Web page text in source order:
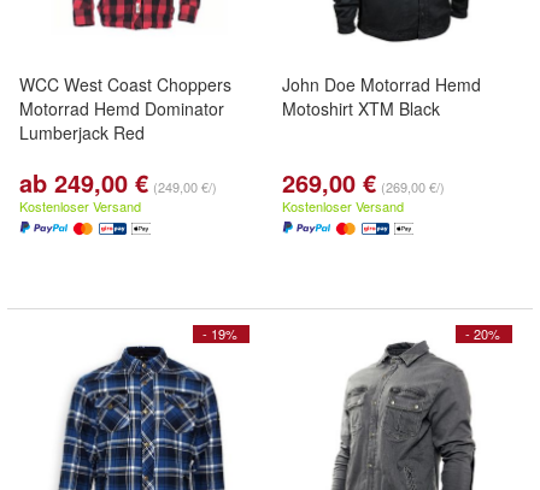
WCC West Coast Choppers
Motorrad Hemd Dominator
Lumberjack Red
ab 249,00 € (249,00 €/)
Kostenloser Versand
John Doe Motorrad Hemd
Motoshirt XTM Black
269,00 € (269,00 €/)
Kostenloser Versand
- 19% - 20%